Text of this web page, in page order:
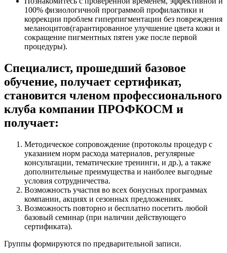
100% физиологичной программой профилактики и
коррекции проблем гиперпигментации без повреждения
меланоцитов(гарантированное улучшение цвета кожи и
сокращение пигментных пятен уже после первой
процедуры).
Специалист, прошедший базовое
обучение, получает сертификат,
становится членом профессионального
клуба компании ПРОФКОСМ и
получает:
Методическое сопровождение (протоколы процедур с
указанием норм расхода материалов, регулярные
консультации, тематические тренинги, и др.), а также
дополнительные преимущества и наиболее выгодные
условия сотрудничества.
Возможность участия во всех бонусных программах
компании, акциях и сезонных предложениях.
Возможность повторно и бесплатно посетить любой
базовый семинар (при наличии действующего
сертификата).
Группы формируются по предварительной записи.